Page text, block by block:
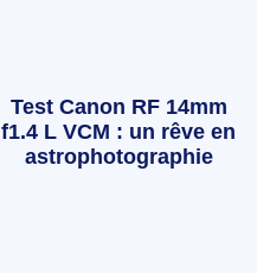
Test Canon RF 14mm
f1.4 L VCM : un rêve en
astrophotographie